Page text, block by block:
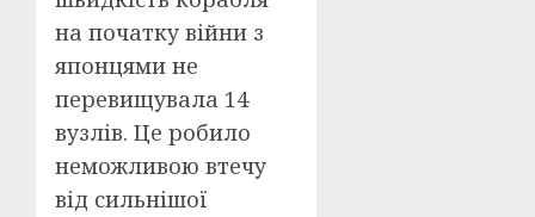
на початку війни з
японцями не
перевищувала 14
вузлів. Це робило
неможливою втечу
від сильнішої